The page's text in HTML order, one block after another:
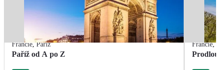
Francie,Paříž
Paříž od A po Z
Francie,